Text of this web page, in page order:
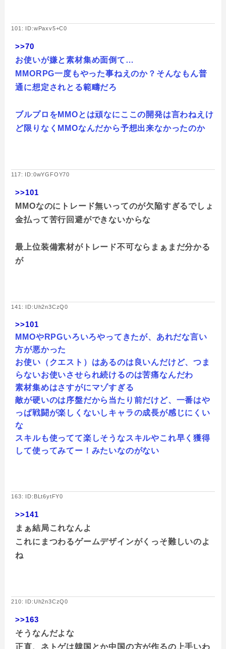
101: ID:wPaxv5+C0
>>70
お使いが嫌と素材集め面倒て…
MMORPG一度もやった事ねえのか？そんなもん普
通に想定されとる範疇だろ
ブルプロをMMOとは頑なにここの開発は言わねえけ
ど限りなくMMOなんだから予想出来なかったのか
117: ID:0wYGFOY70
>>101
MMOなのにトレード無いってのが欠陥すぎるでしょ
金払って苦行回避ができないからな
最上位装備素材がトレード不可ならまぁまだ分かる
が
141: ID:Uh2n3CzQ0
>>101
MMOやRPGいろいろやってきたが、あれだな言い
方が悪かった
お使い（クエスト）はあるのは良いんだけど、つま
らないお使いさせられ続けるのは苦痛なんだわ
素材集めはさすがにマゾすぎる
敵が硬いのは序盤だから当たり前だけど、一番はや
っぱ戦闘が楽しくないしキャラの成長が感じにくい
な
スキルも使ってて楽しそうなスキルやこれ早く獲得
して使ってみてー！みたいなのがない
163: ID:BLt6ytFY0
>>141
まぁ結局これなんよ
これにまつわるゲームデザインがくっそ難しいのよ
ね
210: ID:Uh2n3CzQ0
>>163
そうなんだよな
正直、ネトゲは韓国とか中国の方が作るの上手いわ